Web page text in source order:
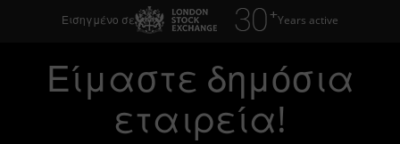
Εισηγμένο σε Years active
Είμαστε δημόσια
εταιρεία!